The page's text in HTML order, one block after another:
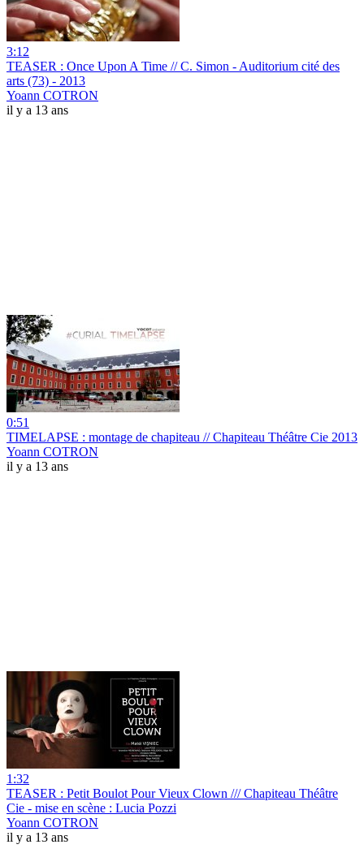
3:12
TEASER : Once Upon A Time // C. Simon - Auditorium cité des
arts (73) - 2013
Yoann COTRON
il y a 13 ans
0:51
TIMELAPSE : montage de chapiteau // Chapiteau Théâtre Cie 2013
Yoann COTRON
il y a 13 ans
1:32
TEASER : Petit Boulot Pour Vieux Clown /// Chapiteau Théâtre
Cie - mise en scène : Lucia Pozzi
Yoann COTRON
il y a 13 ans